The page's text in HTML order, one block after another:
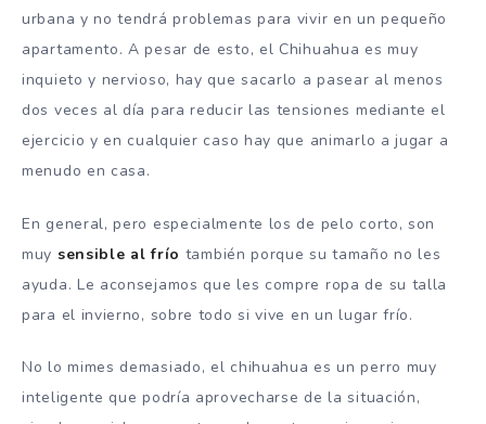
urbana y no tendrá problemas para vivir en un pequeño
apartamento. A pesar de esto, el Chihuahua es muy
inquieto y nervioso, hay que sacarlo a pasear al menos
dos veces al día para reducir las tensiones mediante el
ejercicio y en cualquier caso hay que animarlo a jugar a
menudo en casa.
En general, pero especialmente los de pelo corto, son
muy sensible al frío también porque su tamaño no les
ayuda. Le aconsejamos que les compre ropa de su talla
para el invierno, sobre todo si vive en un lugar frío.
No lo mimes demasiado, el chihuahua es un perro muy
inteligente que podría aprovecharse de la situación,